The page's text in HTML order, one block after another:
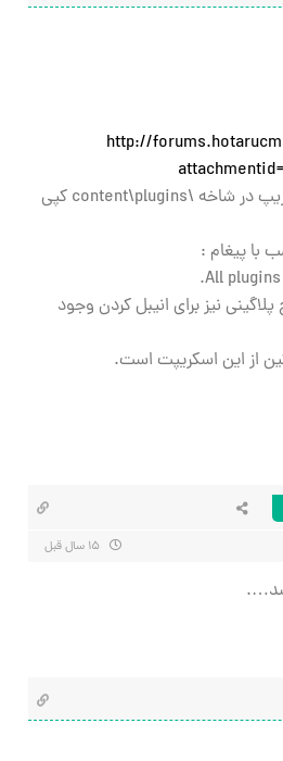
http://
رو دانلود کنید و بعد از آنزیپ در شاخه \content\plugins کپی
با پیغام :
All
نیز برای انیبل کردن وجود